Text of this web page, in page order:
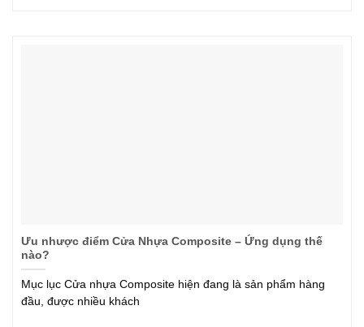
Ưu nhược điểm Cửa Nhựa Composite – Ứng dụng thế
nào?
Mục lục Cửa nhựa Composite hiện đang là sản phẩm hàng
đầu, được nhiều khách